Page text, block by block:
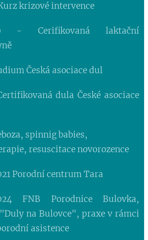
krizové intervence
- Cerifikovaná laktační
Česká asociace dul
dula České asociace
spinnig babies,
resuscitace novorozence
Porodní centrum Tara
FNB Porodnice Bulovka,
na Bulovce", praxe v rámci
asistence